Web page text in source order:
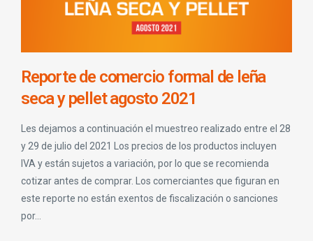
Reporte de comercio formal de leña
seca y pellet agosto 2021
Les dejamos a continuación el muestreo realizado entre el 28
y 29 de julio del 2021 Los precios de los productos incluyen
IVA y están sujetos a variación, por lo que se recomienda
cotizar antes de comprar. Los comerciantes que figuran en
este reporte no están exentos de fiscalización o sanciones
por...